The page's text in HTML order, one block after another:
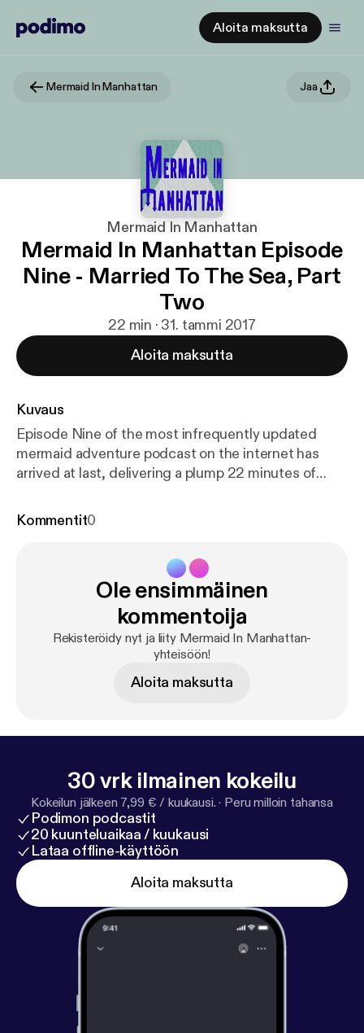
Aloita maksutta
Mermaid In Manhattan Jaa
Mermaid In Manhattan
Mermaid In Manhattan Episode
Nine - Married To The Sea, Part
Two
22 min · 31. tammi 2017
Aloita maksutta
Kuvaus
Episode Nine of the most infrequently updated
mermaid adventure podcast on the internet has
arrived at last, delivering a plump 22 minutes of
chapter got jammed up with all the best non-visual
and the look on Joel's stupid face. It's a tale you
have to see to believe! But you can't!
Kommentit0
Ole ensimmäinen
kommentoija
Rekisteröidy nyt ja liity Mermaid In Manhattan-
yhteisöön!
Aloita maksutta
30 vrk ilmainen kokeilu
Kokeilun jälkeen 7,99 € / kuukausi. · Peru milloin tahansa
Podimon podcastit
20 kuunteluaikaa / kuukausi
Lataa offline-käyttöön
Aloita maksutta